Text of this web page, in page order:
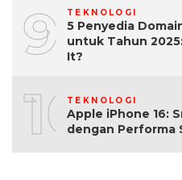
9 TEKNOLOGI
5 Penyedia
untuk Tahun
It?
10TEKNOLOGI
Apple iPhone 16:
dengan Performa